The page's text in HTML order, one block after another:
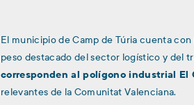
El municipio de Camp de Túria cuenta con
peso destacado del sector logístico y del
corresponden al polígono industrial El
relevantes de la Comunitat Valenciana.